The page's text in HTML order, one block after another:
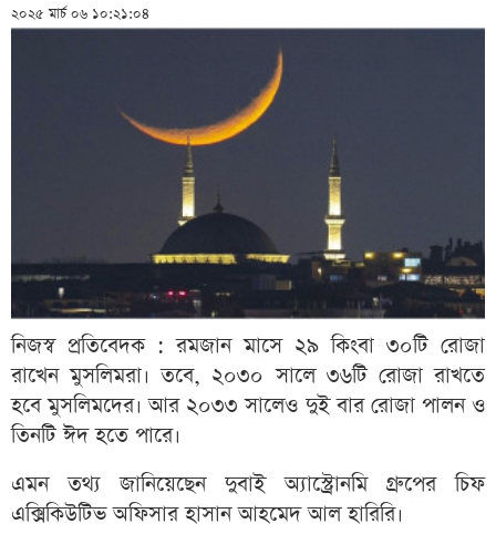
২০২৫ মার্চ ০৬ ১০:২১:০৪
নিজস্ব প্রতিবেদক : রমজান মাসে ২৯ কিংবা ৩০টি রোজা
রাখেন মুসলিমরা। তবে, ২০৩০ সালে ৩৬টি রোজা রাখতে
হবে মুসলিমদের। আর ২০৩৩ সালেও দুই বার রোজা পালন ও
তিনটি ঈদ হতে পারে।
এমন তথ্য জানিয়েছেন দুবাই অ্যাস্ট্রোনমি গ্রুপের চিফ
এক্সিকিউটিভ অফিসার হাসান আহমেদ আল হারিরি।